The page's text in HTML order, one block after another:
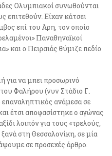
Ολυμπιακοί συνωθούνται
επιτεθούν. Είχαν κάτσει
επί του Άρη, τον οποίο
Παναθηναϊκοί
και ο Πειραιάς θύμιζε πεδίο
για να μπει προσωρινό
Φαλήρου (νυν Στάδιο Γ.
ανάμεσα σε
έτσι αποφασίστηκε ο αγώνας
λοιπόν για τους «τρελούς,
στη Θεσσαλονίκη, σε μία
σε προσεχές άρθρο.